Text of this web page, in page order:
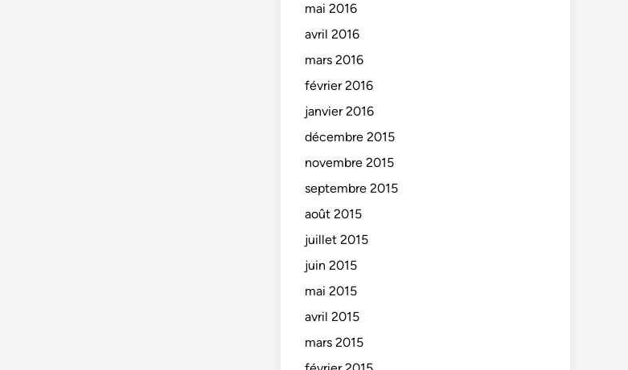
mai 2016
avril 2016
mars 2016
février 2016
janvier 2016
décembre 2015
novembre 2015
septembre 2015
août 2015
juillet 2015
juin 2015
mai 2015
avril 2015
mars 2015